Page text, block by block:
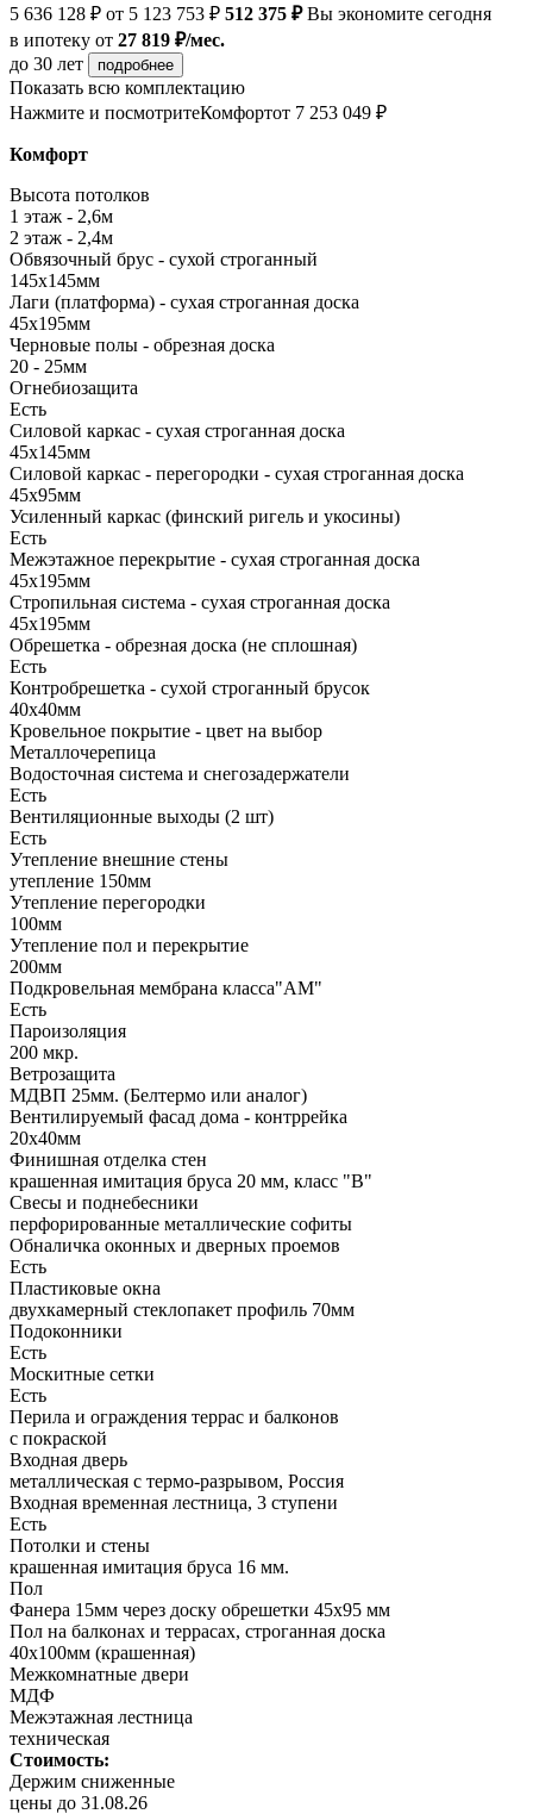
5 636 128 ₽ от 5 123 753 ₽ 512 375 ₽Вы экономите сегодня
в ипотеку от 27 819 ₽/мес.
до 30 лет
подробнее
Показать всю комплектацию
Нажмите и посмотритеКомфортот 7 253 049 ₽
Комфорт
Высота потолков
1 этаж - 2,6м
2 этаж - 2,4м
Обвязочный брус - сухой строганный
145х145мм
Лаги (платформа) - сухая строганная доска
45х195мм
Черновые полы - обрезная доска
20 - 25мм
Огнебиозащита
Есть
Силовой каркас - сухая строганная доска
45х145мм
Силовой каркас - перегородки - сухая строганная доска
45х95мм
Усиленный каркас (финский ригель и укосины)
Есть
Межэтажное перекрытие - сухая строганная доска
45х195мм
Стропильная система - сухая строганная доска
45х195мм
Обрешетка - обрезная доска (не сплошная)
Есть
Контробрешетка - сухой строганный брусок
40х40мм
Кровельное покрытие - цвет на выбор
Металлочерепица
Водосточная система и снегозадержатели
Есть
Вентиляционные выходы (2 шт)
Есть
Утепление внешние стены
утепление 150мм
Утепление перегородки
100мм
Утепление пол и перекрытие
200мм
Подкровельная мембрана класса"АМ"
Есть
Пароизоляция
200 мкр.
Ветрозащита
МДВП 25мм. (Белтермо или аналог)
Вентилируемый фасад дома - контррейка
20х40мм
Финишная отделка стен
крашенная имитация бруса 20 мм, класс "В"
Свесы и поднебесники
перфорированные металлические софиты
Обналичка оконных и дверных проемов
Есть
Пластиковые окна
двухкамерный стеклопакет профиль 70мм
Подоконники
Есть
Москитные сетки
Есть
Перила и ограждения террас и балконов
с покраской
Входная дверь
металлическая с термо-разрывом, Россия
Входная временная лестница, 3 ступени
Есть
Потолки и стены
крашенная имитация бруса 16 мм.
Пол
Фанера 15мм через доску обрешетки 45х95 мм
Пол на балконах и террасах, строганная доска
40х100мм (крашенная)
Межкомнатные двери
МДФ
Межэтажная лестница
техническая
Стоимость:
Держим сниженные
цены до 31.08.26